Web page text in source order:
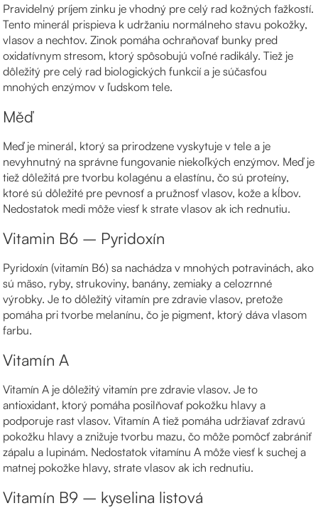
Pravidelný príjem zinku je vhodný pre celý rad kožných ťažkostí.
Tento minerál prispieva k udržaniu normálneho stavu pokožky,
vlasov a nechtov. Zinok pomáha ochraňovať bunky pred
oxidatívnym stresom, ktorý spôsobujú voľné radikály. Tiež je
dôležitý pre celý rad biologických funkcií a je súčasťou
mnohých enzýmov v ľudskom tele.
Měď
Meď je minerál, ktorý sa prirodzene vyskytuje v tele a je
nevyhnutný na správne fungovanie niekoľkých enzýmov. Meď je
tiež dôležitá pre tvorbu kolagénu a elastínu, čo sú proteíny,
ktoré sú dôležité pre pevnosť a pružnosť vlasov, kože a kĺbov.
Nedostatok medi môže viesť k strate vlasov ak ich rednutiu.
Vitamin B6 – Pyridoxín
Pyridoxín (vitamín B6) sa nachádza v mnohých potravinách, ako
sú mäso, ryby, strukoviny, banány, zemiaky a celozrnné
výrobky. Je to dôležitý vitamín pre zdravie vlasov, pretože
pomáha pri tvorbe melanínu, čo je pigment, ktorý dáva vlasom
farbu.
Vitamín A
Vitamín A je dôležitý vitamín pre zdravie vlasov. Je to
antioxidant, ktorý pomáha posilňovať pokožku hlavy a
podporuje rast vlasov. Vitamín A tiež pomáha udržiavať zdravú
pokožku hlavy a znižuje tvorbu mazu, čo môže pomôcť zabrániť
zápalu a lupinám. Nedostatok vitamínu A môže viesť k suchej a
matnej pokožke hlavy, strate vlasov ak ich rednutiu.
Vitamín B9 – kyselina listová